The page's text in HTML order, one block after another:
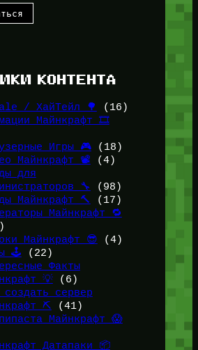
КОНТЕНТА
/ ХайТейл 🌳
(16)
Майнкрафт 🎞️
Игры 🎮(18)
Майнкрафт 📽️ (4)
для
🔧
(98)
Майнкрафт 🔨
(17)
Майнкрафт 🔁
Майнкрафт 😎 (4)
🕹️ (22)
Факты
💡(6)
создать сервер
⛏️ (41)
Майнкрафт 😱
Датапаки 📦